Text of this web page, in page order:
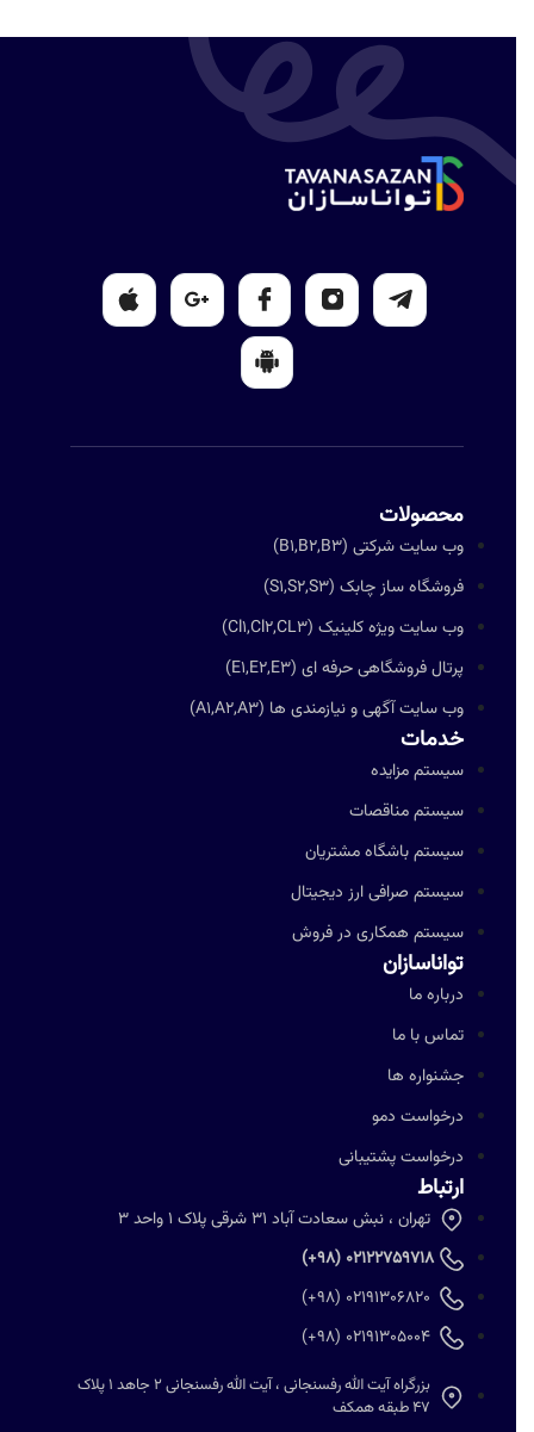
محصولات
وب سایت شرکتی (B1,B2,B3)
فروشگاه ساز چابک (S1,S2,S3)
وب سایت ویژه کلینیک (Cl1,Cl2,CL3)
پرتال فروشگاهی حرفه ای (E1,E2,E3)
وب سایت آگهی و نیازمندی ها (A1,A2,A3)
خدمات
سیستم مزایده
سیستم مناقصات
سیستم باشگاه مشتریان
سیستم صرافی ارز دیجیتال
سیستم همکاری در فروش
تواناسازان
درباره ما
تماس با ما
جشنواره ها
درخواست دمو
درخواست پشتیبانی
ارتباط
تهران ، نبش سعادت آباد 31 شرقی پلاک 1 واحد 3
02122759718 (98+)
02191306820 (98+)
02191305004 (98+)
بزرگراه آیت الله رفسنجانی ، آیت الله رفسنجانی 2 جاهد 1 پلاک
47 طبقه همکف